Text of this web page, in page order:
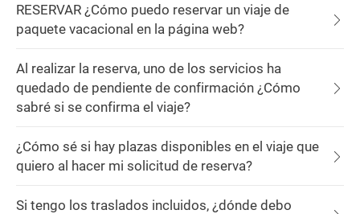
RESERVAR ¿Cómo puedo reservar un viaje de
paquete vacacional en la página web?
Al realizar la reserva, uno de los servicios ha
quedado de pendiente de confirmación ¿Cómo
sabré si se confirma el viaje?
¿Cómo sé si hay plazas disponibles en el viaje que
quiero al hacer mi solicitud de reserva?
Si tengo los traslados incluidos, ¿dónde debo